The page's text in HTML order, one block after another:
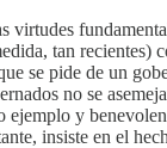
tan
se pide de un
no se
y
insiste en el